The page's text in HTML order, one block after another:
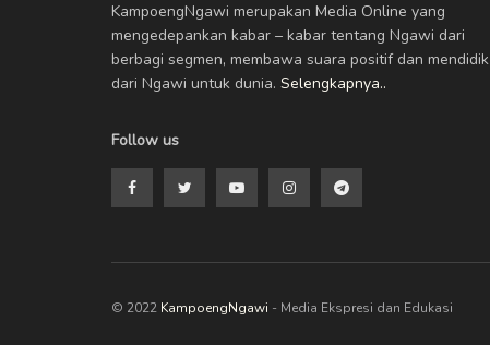
KampoengNgawi merupakan Media Online yang
mengedepankan kabar – kabar tentang Ngawi dari
berbagi segmen, membawa suara positif dan mendidik
dari Ngawi untuk dunia. Selengkapnya..
Follow us
© 2022 KampoengNgawi - Media Ekspresi dan Edukasi